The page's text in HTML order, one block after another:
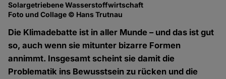
Solargetriebene Wasserstoffwirtschaft
Foto und Collage © Hans Trutnau
Die Klimadebatte ist in aller Munde – und das ist gut
so, auch wenn sie mitunter bizarre Formen
annimmt. Insgesamt scheint sie damit die
Problematik ins Bewusstsein zu rücken und die